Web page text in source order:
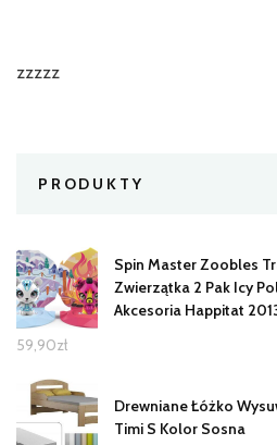
zzzzz
PRODUKTY
Spin Master Zoobles
Zwierzątka 2 Pak Icy
Akcesoria Happitat
59,90zł
Drewniane Łóżko
Timi S Kolor Sosna